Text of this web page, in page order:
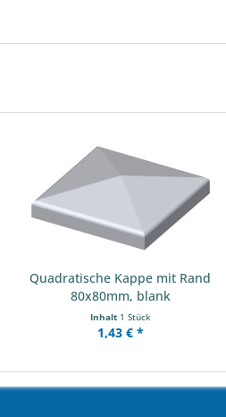
Quadratische Kappe mit Rand
80x80mm, blank
Inhalt 1 Stück
1,43 € *